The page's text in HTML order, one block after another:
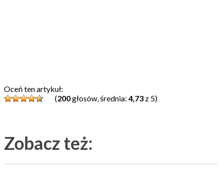
Oceń ten artykuł:
(200głosów, średnia: 4,73 z 5)
Zobacz też: